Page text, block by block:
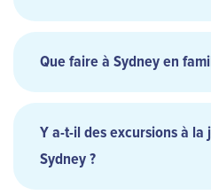
The Rocks
centres commerciaux
Que faire à Sydney en
Darling Harbour
Y a-t-il des excursions à la
Sydney ?